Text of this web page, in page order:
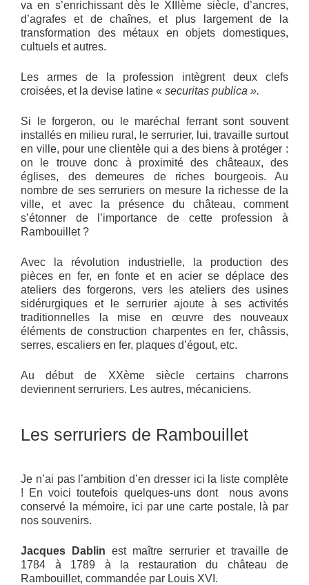
va en s’enrichissant dès le XIIIème siècle, d’ancres,
d’agrafes et de chaînes, et plus largement de la
transformation des métaux en objets domestiques,
cultuels et autres.
Les armes de la profession intègrent deux clefs
croisées, et la devise latine « securitas publica ».
Si le forgeron, ou le maréchal ferrant sont souvent
installés en milieu rural, le serrurier, lui, travaille surtout
en ville, pour une clientèle qui a des biens à protéger :
on le trouve donc à proximité des châteaux, des
églises, des demeures de riches bourgeois. Au
nombre de ses serruriers on mesure la richesse de la
ville, et avec la présence du château, comment
s’étonner de l’importance de cette profession à
Rambouillet ?
Avec la révolution industrielle, la production des
pièces en fer, en fonte et en acier se déplace des
ateliers des forgerons, vers les ateliers des usines
sidérurgiques et le serrurier ajoute à ses activités
traditionnelles la mise en œuvre des nouveaux
éléments de construction charpentes en fer, châssis,
serres, escaliers en fer, plaques d’égout, etc.
Au début de XXème siècle certains charrons
deviennent serruriers. Les autres, mécaniciens.
Les serruriers de Rambouillet
Je n’ai pas l’ambition d’en dresser ici la liste complète
! En voici toutefois quelques-uns dont nous avons
conservé la mémoire, ici par une carte postale, là par
nos souvenirs.
Jacques Dablin est maître serrurier et travaille de
1784 à 1789 à la restauration du château de
Rambouillet, commandée par Louis XVI.